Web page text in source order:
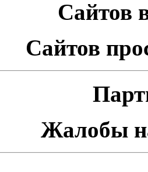
Сайтов
Сайтов
Жалобы